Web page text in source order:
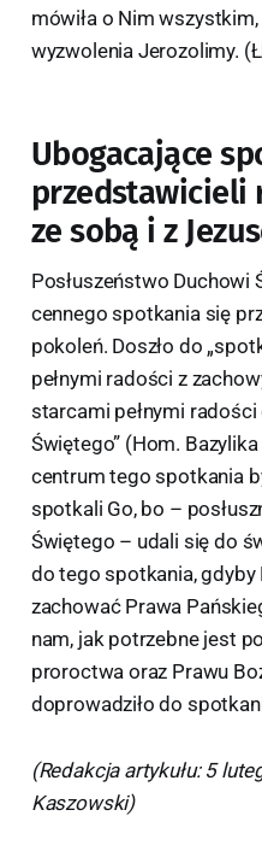
mówiła o Nim
wyzwolenia Jerozolimy.
Ubogacające
przedstawicieli
ze sobą i z
Posłuszeństwo Duchowi
cennego spotkania się
pokoleń. Doszło do
pełnymi radości z
starcami pełnymi radości
Świętego” (Hom.
centrum tego spotkania
spotkali Go, bo –
Świętego – udali się do
do tego spotkania, gdyby
zachować Prawa
nam, jak potrzebne jest
proroctwa oraz Prawu
doprowadziło do
(Redakcja artykułu: 5
Kaszowski)